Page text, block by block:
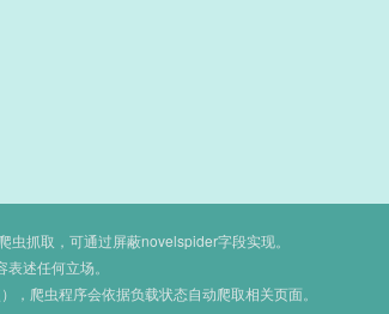
抓取，可通过屏蔽novelspider字段实现。
述任何立场。
爬虫程序会依据负载状态自动爬取相关页面。